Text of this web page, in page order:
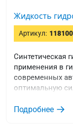
Жидкость
Артикул:
Cинтетическая
применения в
современных
оптимальную
Подробнее